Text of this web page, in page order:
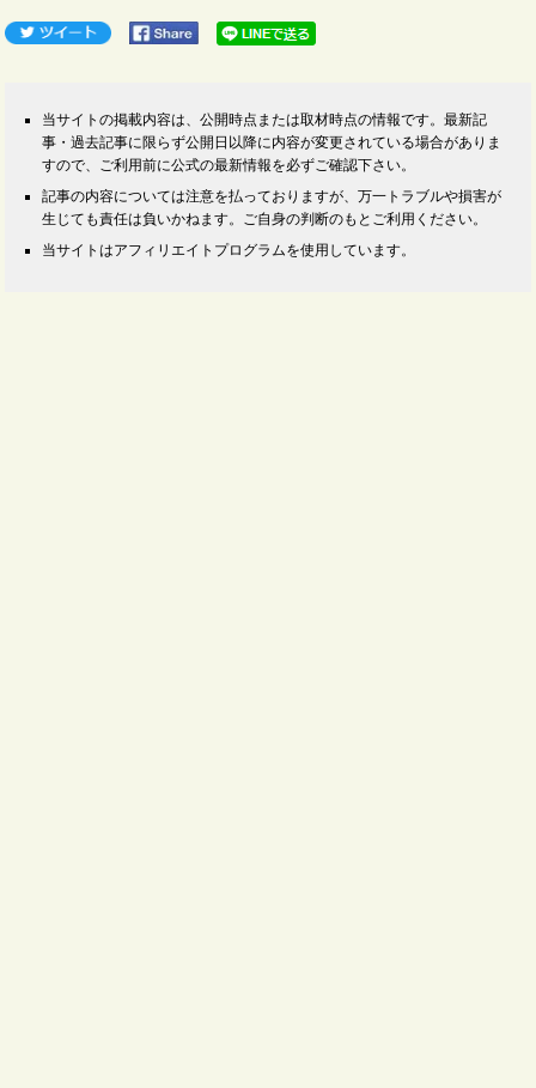
当サイトの掲載内容は、公開時点または取材時点の情報です。最新記
事・過去記事に限らず公開日以降に内容が変更されている場合がありま
すので、ご利用前に公式の最新情報を必ずご確認下さい。
記事の内容については注意を払っておりますが、万一トラブルや損害が
生じても責任は負いかねます。ご自身の判断のもとご利用ください。
当サイトはアフィリエイトプログラムを使用しています。